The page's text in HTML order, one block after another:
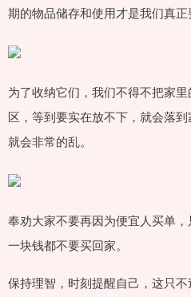
期的物品储存和使用才是我们真正
为了收纳它们，我们不得不把家
区，等到要实在放不下，就会落
就会非常的乱。
奉劝大家不要再因为便宜人买单
一块钱都不要买回家。
保持理智，时刻提醒自己，这只